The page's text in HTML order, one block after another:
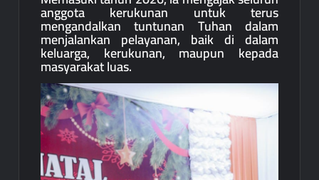
anggota kerukunan untuk terus
mengandalkan tuntunan Tuhan dalam
menjalankan pelayanan, baik di dalam
keluarga, kerukunan, maupun kepada
masyarakat luas.